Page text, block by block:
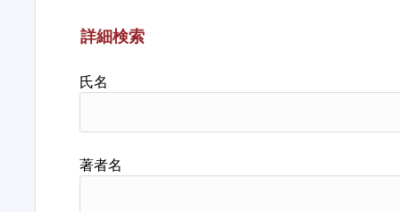
詳細検索
氏名
著者名